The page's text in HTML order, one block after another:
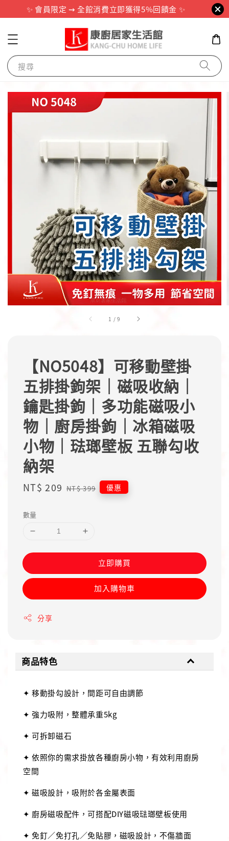
✨ 會員限定 ⇝ 全館消費立即獲得5%回饋金 ✨
搜尋
1 /9
【NO5048】可移動壁掛
五排掛鉤架｜磁吸收納｜
鑰匙掛鉤｜多功能磁吸小
物｜廚房掛鉤｜冰箱磁吸
小物｜琺瑯壁板 五聯勾收
納架
Sale
NT$ 209 Regular
NT$ 399 優惠
數量
立即購買
加入購物車
分享
商品特色
✦ 移動掛勾設計，間距可自由調節
✦ 強力吸附，整體承重5kg
✦ 可拆卸磁石
✦ 依照你的需求掛放各種廚房小物，有效利用廚房
空間
✦ 磁吸設計，吸附於各金屬表面
✦ 廚房磁吸配件，可搭配DIY磁吸琺瑯壁板使用
✦ 免釘／免打孔／免貼膠，磁吸設計，不傷牆面